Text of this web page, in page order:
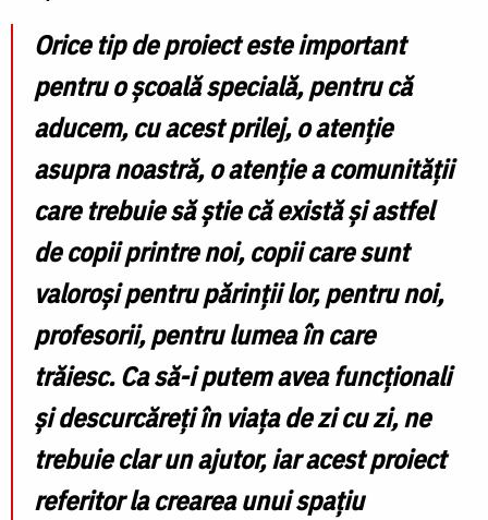
Orice tip de proiect este important
pentru o școală specială, pentru că
aducem, cu acest prilej, o atenție
asupra noastră, o atenție a comunității
care trebuie să știe că există și astfel
de copii printre noi, copii care sunt
valoroși pentru părinții lor, pentru noi,
profesorii, pentru lumea în care
trăiesc. Ca să-i putem avea funcționali
și descurcăreți în viața de zi cu zi, ne
trebuie clar un ajutor, iar acest proiect
referitor la crearea unui spațiu